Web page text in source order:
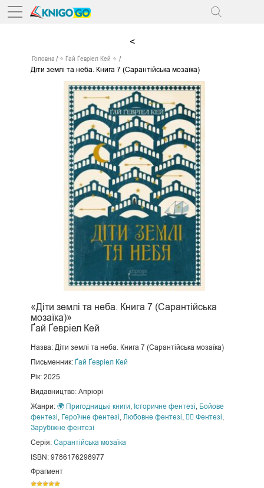
<
Головна ⭐ Ґай Ґевріел Кей ⭐
Діти землі та неба. Книга 7 (Сарантійська мозаїка)
«Діти землі та неба. Книга 7 (Сарантійська
мозаїка)»
Ґай Ґевріел Кей
Назва: Діти землі та неба. Книга 7 (Сарантійська мозаїка)
Письменник: Ґай Ґевріел Кей
Рік: 2025
Видавництво: Апріорі
Жанри: 🌍 Пригодницькі книги Історичне фентезі Бойове
фентезі Героїчне фентезі Любовне фентезі 🧙‍♂️ Фентезі
Зарубіжне фентезі
Серія: Сарантійська мозаїка
ISBN: 9786176298977
Фрагмент